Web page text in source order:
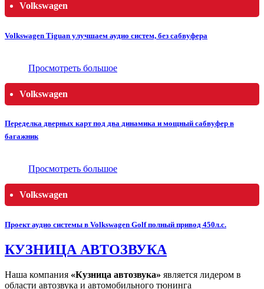
Volkswagen
Volkswagen Tiguan улучшаем аудио систем, без сабвуфера
Просмотреть большое
Volkswagen
Переделка дверных карт под два динамика и мощный сабвуфер в
багажник
Просмотреть большое
Volkswagen
Проект аудио системы в Volkswagen Golf полный привод 450л.с.
КУЗНИЦА АВТОЗВУКА
Наша компания «Кузница автозвука» является лидером в
области автозвука и автомобильного тюнинга